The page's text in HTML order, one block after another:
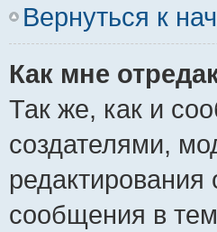
Вернуться к
Как мне
Так же, как и
создателями,
сообщения в